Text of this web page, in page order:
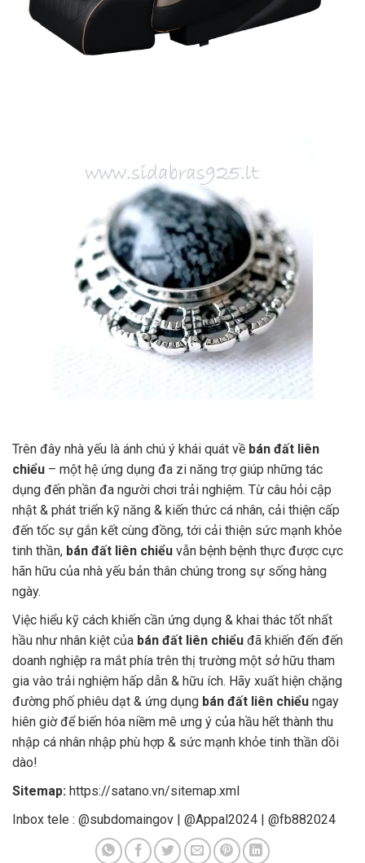
Trên đây nhà yếu là ánh chú ý khái quát về bán đất liên
chiểu – một hệ ứng dụng đa zi năng trợ giúp những tác
dụng đến phần đa người chơi trải nghiệm. Từ câu hỏi cập
nhật & phát triển kỹ năng & kiến thức cá nhân, cải thiện cấp
đến tốc sự gắn kết cùng đồng, tới cải thiện sức mạnh khỏe
tinh thần, bán đất liên chiểu vẫn bệnh bệnh thực được cực
hãn hữu của nhà yếu bản thân chúng trong sự sống hàng
ngày.
Việc hiểu kỹ cách khiến cần ứng dụng & khai thác tốt nhất
hầu như nhân kiệt của bán đất liên chiểu đã khiến đến đến
doanh nghiệp ra mắt phía trên thị trường một sở hữu tham
gia vào trải nghiệm hấp dẫn & hữu ích. Hãy xuất hiện chặng
đường phố phiêu dạt & ứng dụng bán đất liên chiểu ngay
hiên giờ để biến hóa niềm mê ưng ý của hầu hết thành thu
nhập cá nhân nhập phù hợp & sức mạnh khỏe tinh thần dồi
dào!
Sitemap: https://satano.vn/sitemap.xml
Inbox tele : @subdomaingov | @Appal2024 | @fb882024